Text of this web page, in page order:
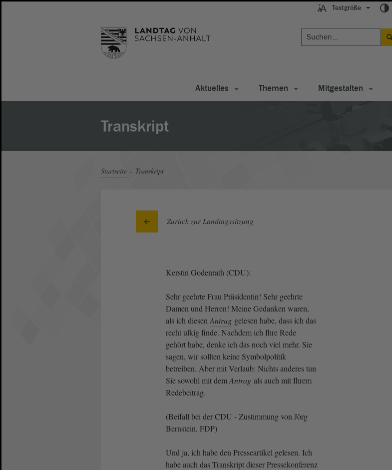
Textgröße
Aktuelles Themen Mitgestalten
Transkript
Startseite Transkript
Zurück zur Landtagssitzung
Kerstin Godenrath (CDU):
Sehr geehrte Frau Präsidentin! Sehr geehrte
Damen und Herren! Meine Gedanken waren,
als ich diesen Antrag gelesen habe, dass ich das
recht ulkig finde. Nachdem ich Ihre Rede
gehört habe, denke ich das noch viel mehr. Sie
sagen, wir sollten keine Symbolpolitik
betreiben. Aber mit Verlaub: Nichts anderes tun
Sie sowohl mit demAntrag als auch mit Ihrem
Redebeitrag.
(Beifall bei der CDU - Zustimmung von Jörg
Bernstein, FDP)
Und ja, ich habe den Presseartikel gelesen. Ich
habe auch das Transkript dieser Pressekonferenz